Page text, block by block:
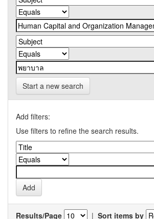
Start a new search
Add filters:
Use filters to refine the search results.
Results/Page | Sort items by